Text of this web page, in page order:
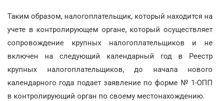
Таким образом, налогоплательщик, который находится на
учете в контролирующем органе, который осуществляет
сопровождение крупных налогоплательщиков и не
включен на следующий календарный год в Реестр
крупных налогоплательщиков, до начала нового
календарного года подает заявление по форме № 1-ОПП
в контролирующий орган по своему местонахождению.